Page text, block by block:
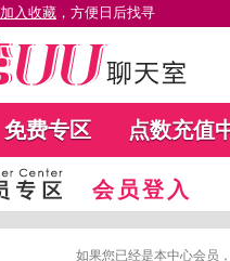
加入收藏 ，方便日后找寻
免费专区 点数充值
会员登入
如果您已经是本中心会员